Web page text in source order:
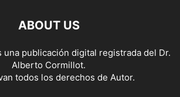
ABOUT US
una publicación digital registrada del Dr.
Alberto Cormillot.
todos los derechos de Autor.